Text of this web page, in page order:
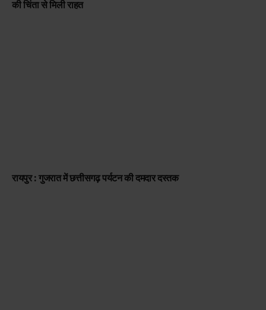
की चिंता से मिली राहत
रायपुर : गुजरात में छत्तीसगढ़ पर्यटन की दमदार दस्तक